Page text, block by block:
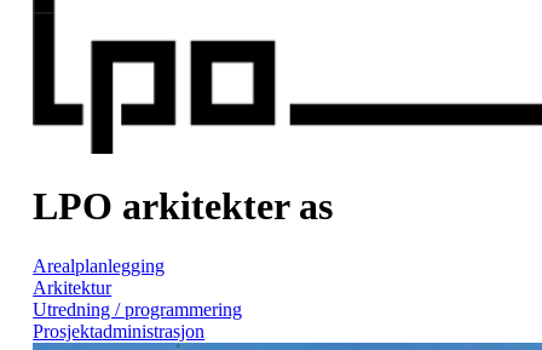
LPO arkitekter as
Arealplanlegging
Arkitektur
Utredning / programmering
Prosjektadministrasjon